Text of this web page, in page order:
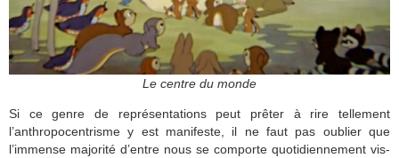
Le centre du monde
Si ce genre de représentations peut prêter à rire tellement
l’anthropocentrisme y est manifeste, il ne faut pas oublier que
l’immense majorité d’entre nous se comporte quotidiennement vis-